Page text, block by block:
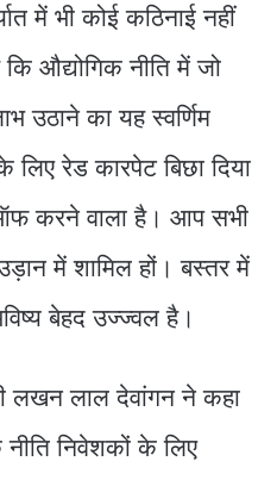
में भी कोई कठिनाई नहीं
औद्योगिक नीति में जो
उठाने का यह स्वर्णिम
रेड कारपेट बिछा दिया
करने वाला है। आप सभी
में शामिल हों। बस्तर में
बेहद उज्ज्वल है।
लखन लाल देवांगन ने कहा
निवेशकों के लिए